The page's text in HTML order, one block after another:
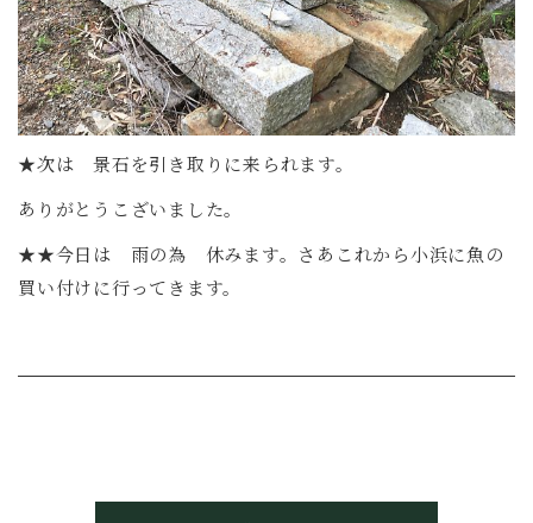
★次は 景石を引き取りに来られます。
ありがとうこざいました。
★★今日は 雨の為 休みます。さあこれから小浜に魚の
買い付けに行ってきます。